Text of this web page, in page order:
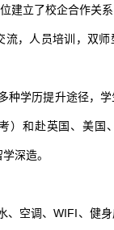
建立了校企合作关
流，人员培训，双
种学历提升途径，
）和赴英国、美国
深造。
、空调、WIFI、健身